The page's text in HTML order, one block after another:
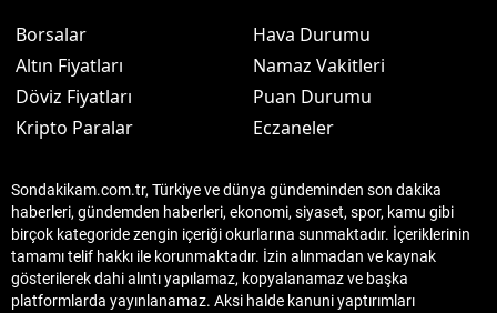
Borsalar
Altın Fiyatları
Döviz Fiyatları
Kripto Paralar
Hava Durumu
Namaz Vakitleri
Puan Durumu
Eczaneler
Sondakikam.com.tr, Türkiye ve dünya gündeminden son dakika
haberleri, gündemden haberleri, ekonomi, siyaset, spor, kamu gibi
birçok kategoride zengin içeriği okurlarına sunmaktadır. İçeriklerinin
tamamı telif hakkı ile korunmaktadır. İzin alınmadan ve kaynak
gösterilerek dahi alıntı yapılamaz, kopyalanamaz ve başka
platformlarda yayınlanamaz. Aksi halde kanuni yaptırımları